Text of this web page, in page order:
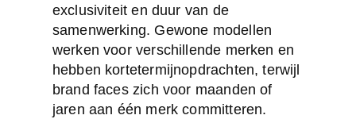
exclusiviteit en duur van de
samenwerking. Gewone modellen
werken voor verschillende merken en
hebben kortetermijnopdrachten, terwijl
brand faces zich voor maanden of
jaren aan één merk committeren.